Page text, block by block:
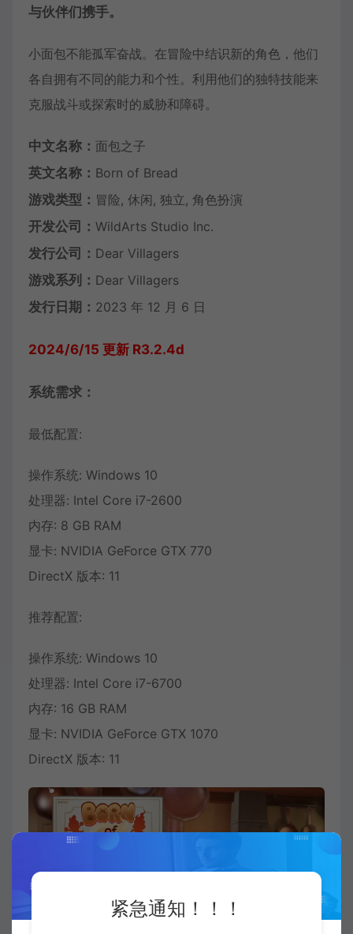
与伙伴们携手。
小面包不能孤军奋战。在冒险中结识新的角色，他们
各自拥有不同的能力和个性。利用他们的独特技能来
克服战斗或探索时的威胁和障碍。
中文名称： 面包之子
英文名称： Born of Bread
游戏类型： 冒险, 休闲, 独立, 角色扮演
开发公司： WildArts Studio Inc.
发行公司： Dear Villagers
游戏系列： Dear Villagers
发行日期： 2023 年 12 月 6 日
2024/6/15 更新 R3.2.4d
系统需求：
最低配置:
操作系统: Windows 10
处理器: Intel Core i7-2600
内存: 8 GB RAM
显卡: NVIDIA GeForce GTX 770
DirectX 版本: 11
推荐配置:
操作系统: Windows 10
处理器: Intel Core i7-6700
内存: 16 GB RAM
显卡: NVIDIA GeForce GTX 1070
DirectX 版本: 11
紧急通知！！！